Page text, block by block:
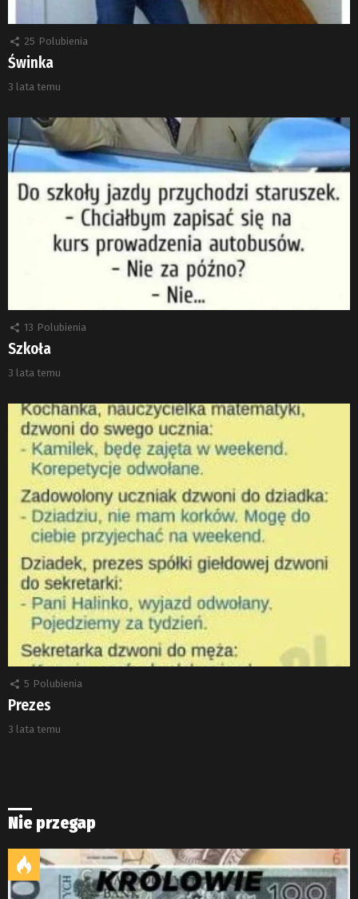
25 Polubienia
Świnka
3 lata temu
13 Polubienia
Szkoła
3 lata temu
5 Polubienia
Prezes
3 lata temu
Nie przegap